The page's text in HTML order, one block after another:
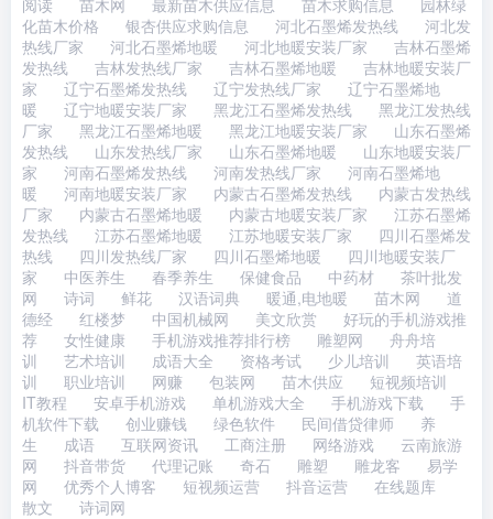
化苗木价格
银杏供应求购信息 河北石墨烯发热线
河北发
热线厂家
河北石墨烯地暖 河北地暖安装厂家
吉林石墨烯
发热线
吉林发热线厂家 吉林石墨烯地暖
吉林地暖安装厂
家
辽宁石墨烯发热线 辽宁发热线厂家
辽宁石墨烯地
暖
辽宁地暖安装厂家 黑龙江石墨烯发热线
黑龙江发热线
厂家
黑龙江石墨烯地暖 黑龙江地暖安装厂家
山东石墨烯
发热线
山东发热线厂家 山东石墨烯地暖
山东地暖安装厂
家
河南石墨烯发热线 河南发热线厂家
河南石墨烯地
暖
河南地暖安装厂家 内蒙古石墨烯发热线
内蒙古发热线
厂家
内蒙古石墨烯地暖 内蒙古地暖安装厂家
江苏石墨烯
发热线
江苏石墨烯地暖 江苏地暖安装厂家
四川石墨烯发
热线
四川发热线厂家 四川石墨烯地暖
四川地暖安装厂
家
中医养生 春季养生 保健食品 中药材
茶叶批发
网
诗词 鲜花 汉语词典 暖通,电地暖 苗木网
道
德经
红楼梦 中国机械网 美文欣赏
好玩的手机游戏推
荐
女性健康 手机游戏推荐排行榜 雕塑网
舟舟培
训
艺术培训 成语大全 资格考试 少儿培训
英语培
训
职业培训 网赚 包装网 苗木供应
短视频培训
IT教程
安卓手机游戏 单机游戏大全 手机游戏下载
手
机软件下载
创业赚钱 绿色软件 民间借贷律师
养
生
成语 互联网资讯 工商注册 网络游戏
云南旅游
网
抖音带货 代理记账 奇石 雕塑 雕龙客
易学
网
优秀个人博客 短视频运营 抖音运营
在线题库
散文
诗词网